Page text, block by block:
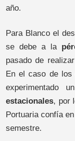
año.
Para Blanco el
se debe a la
pasado de
En el caso de
experimentado
estacionales, por
Portuaria confía
semestre.